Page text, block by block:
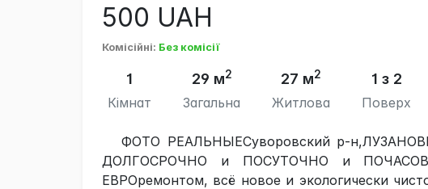
500 UAH
Комісійні: Без комісії
1
Кімнат
29 м2
Загальна
27 м2
Житлова
1 з 2
Поверх
ФОТО РЕАЛЬНЫЕСуворовский р-
ДОЛГОСРОЧНО и ПОСУТОЧНО и
ЕВРОремонтом, всё новое и экологически